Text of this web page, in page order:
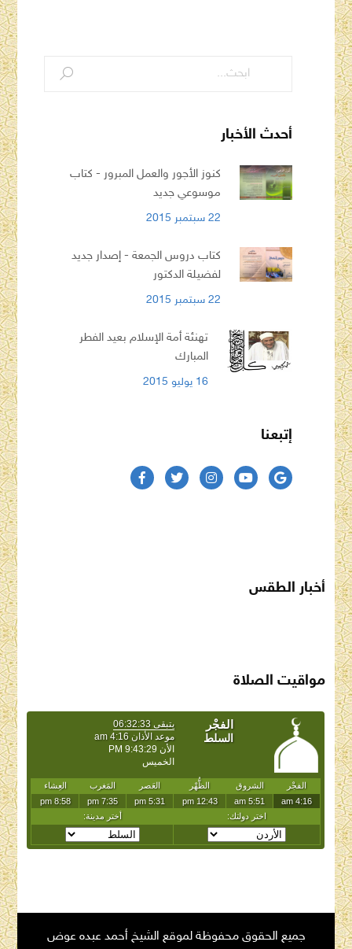
أحدث الأخبار
كنوز الأجور والعمل المبرور - كتاب
موسوعي جديد
22 سبتمبر 2015
كتاب دروس الجمعة - إصدار جديد
لفضيلة الدكتور
22 سبتمبر 2015
تهنئة أمة الإسلام بعيد الفطر
المبارك
16 يوليو 2015
إتبعنا
أخبار الطقس
مواقيت الصلاة
جميع الحقوق محفوظة لموقع الشيخ أحمد عبده عوض